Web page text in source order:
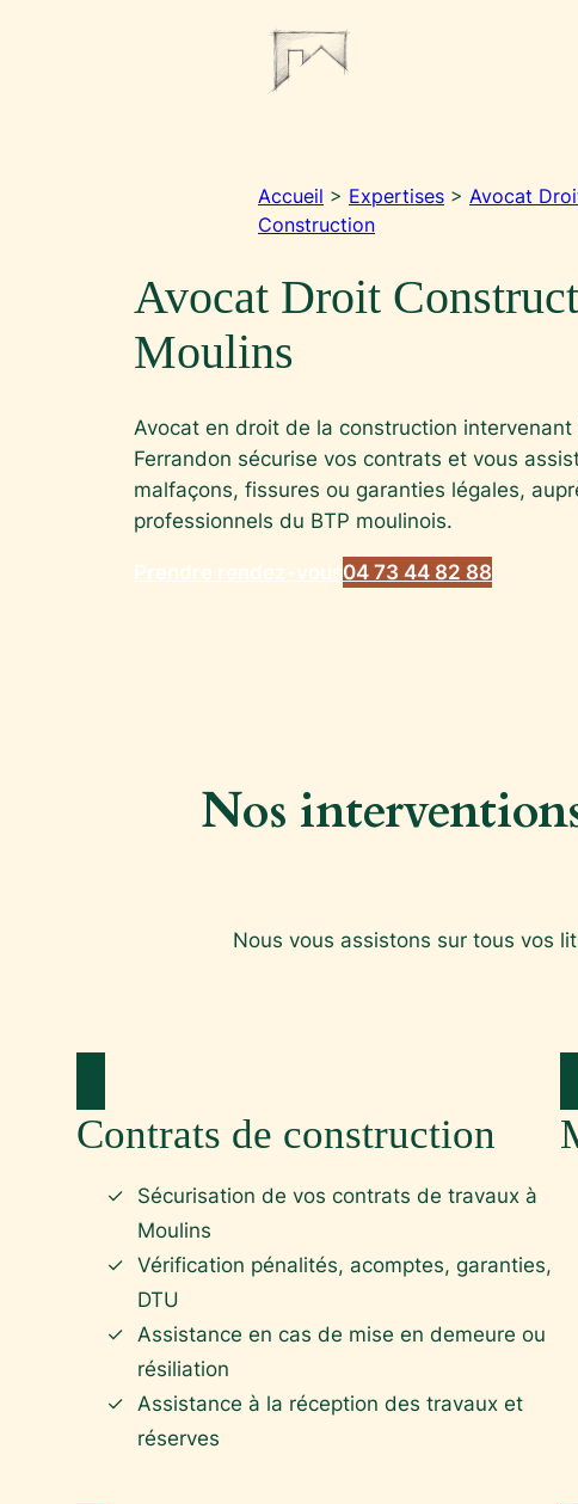
Accueil > Expertises > Avocat
Construction
Avocat Droit
Moulins
Avocat en droit de la construction
Ferrandon sécurise vos contrats et vous
malfaçons, fissures ou garanties légales,
professionnels du BTP moulinois.
Prendre rendez-vous04 73 44 82 88
Nos
Nous vous assistons sur tous vos
Contrats de construction
Sécurisation de vos contrats de travaux à
Moulins
Vérification pénalités, acomptes, garanties,
DTU
Assistance en cas de mise en demeure ou
résiliation
Assistance à la réception des travaux et
réserves